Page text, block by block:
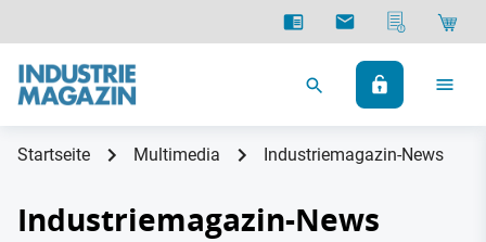
Startseite Multimedia Industriemagazin-News
Industriemagazin-News